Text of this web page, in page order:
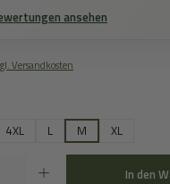
ansehen
Versandkosten
4XL L M XL
In den